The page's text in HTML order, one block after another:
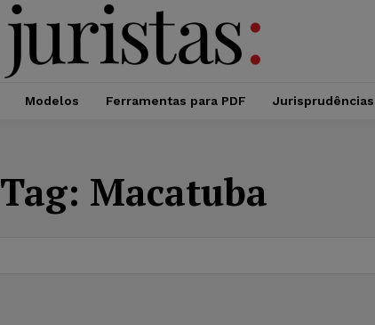
Modelos Ferramentas para PDF Jurisprudências
Tag: Macatuba